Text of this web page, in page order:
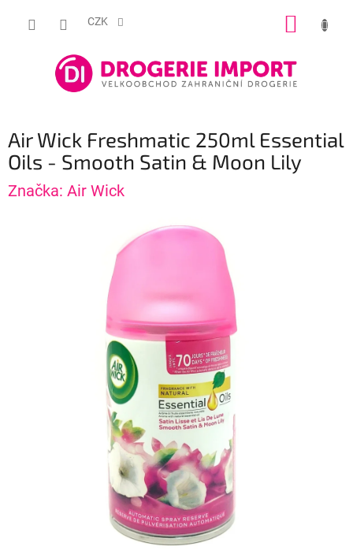
CZK
Air Wick Freshmatic 250ml Essential
Oils - Smooth Satin & Moon Lily
Značka: Air Wick